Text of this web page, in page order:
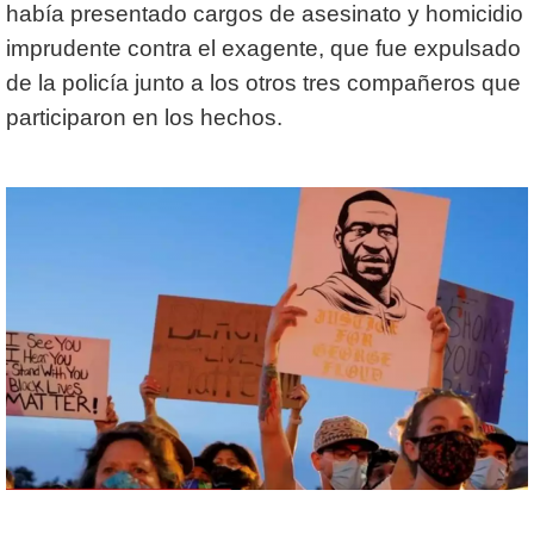
había presentado cargos de asesinato y homicidio
imprudente contra el exagente, que fue expulsado
de la policía junto a los otros tres compañeros que
participaron en los hechos.